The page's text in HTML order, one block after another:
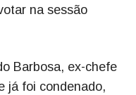
na sessão
Barbosa, ex-chefe
já foi condenado,